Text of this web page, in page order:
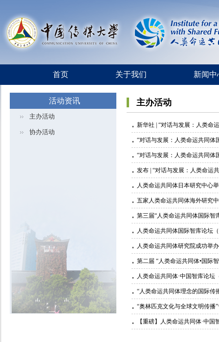
首页 关于我们 新闻中
活动资讯
主办活动
协办活动
主办活动
新华社 | “对话与发展：人类命
“对话与发展：人类命运共同体
“对话与发展：人类命运共同体
发布 | “对话与发展：人类命运
人类命运共同体日本研究中心
五家人类命运共同体海外研究
第三届“人类命运共同体国际智
人类命运共同体国际智库论坛
人类命运共同体研究院成功举
第二届 “人类命运共同体•国际
人类命运共同体·中国智库论坛
“人类命运共同体理念的国际传
“奥林匹克文化与全球文明传播
【重磅】人类命运共同体·中